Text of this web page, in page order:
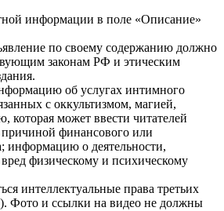
информации в поле «Описание»
по своему содержанию должно
законам РФ и этическим
об услугах интимного
с оккультизмом, магией,
которая может ввести читателей
причиной финансового или
информацию о деятельности,
физическому и психическому
интеллектуальные права третьих
Фото и ссылки на видео не должны